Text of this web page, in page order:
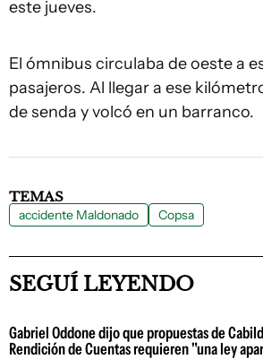
este jueves.
El ómnibus circulaba de oeste a
pasajeros. Al llegar a ese
de senda y volcó en un barranco.
TEMAS
accidente Maldonado Copsa
SEGUÍ LEYENDO
Gabriel Oddone dijo que propuestas de
Rendición de Cuentas requieren "una ley